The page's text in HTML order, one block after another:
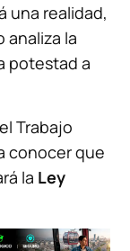
una realidad,
analiza la
potestad a
Trabajo
conocer que
la Ley